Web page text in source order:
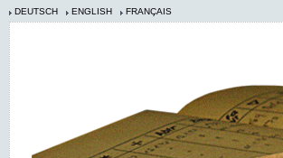
DEUTSCH ENGLISH FRANÇAIS